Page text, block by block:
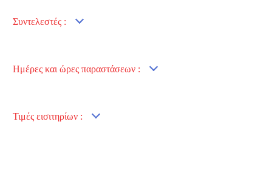
Συντελεστές :
Ημέρες και ώρες παραστάσεων :
Τιμές εισιτηρίων :